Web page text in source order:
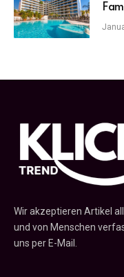
Wir akzeptieren Artikel
und von Menschen
uns per E-Mail.